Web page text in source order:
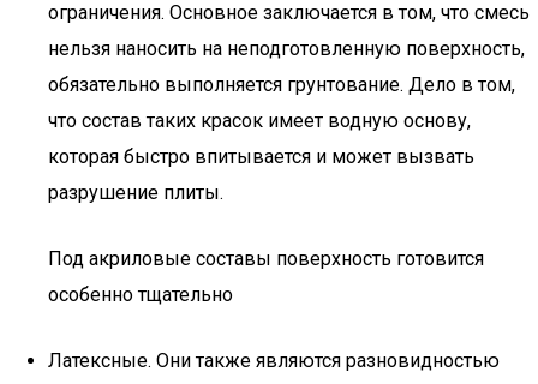
ограничения. Основное заключается в том, что смесь
нельзя наносить на неподготовленную поверхность,
обязательно выполняется грунтование. Дело в том,
что состав таких красок имеет водную основу,
которая быстро впитывается и может вызвать
разрушение плиты.
Под акриловые составы поверхность готовится
особенно тщательно
Латексные. Они также являются разновидностью